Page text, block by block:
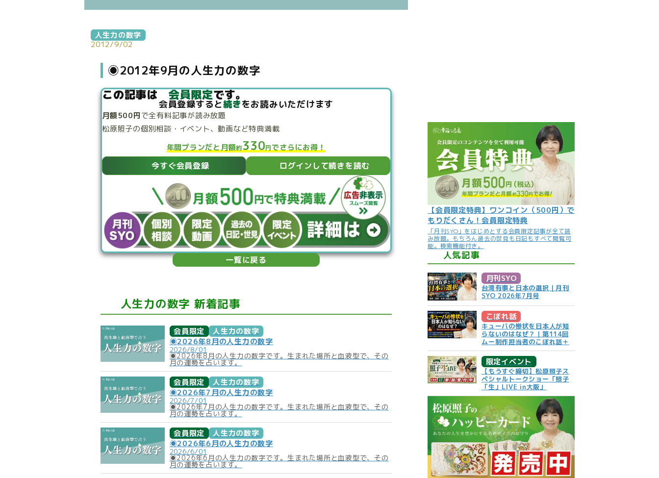
よくある質問
人生力の数字
2012/9/02
◉2012年9月の人生力の数字
この記事は
会員限定です。
会員登録すると続きをお読みいただけます
月額500円で全有料記事が読み放題
松原照子の個別相談・ イベント、動画など特典満載
年間プランだと月額約330円でさらにお得！
今すぐ会員登録 ログインして続きを読む
一覧に戻る
人生力の数字 新着記事
会員限定
人生力の数字
◉2026年8月の人生力の数字
2026/8/01
◉2026年8月の人生力の数字です。生まれた場所と血液型で、その
月の運勢を占います。
会員限定
人生力の数字
◉2026年7月の人生力の数字
2026/7/01
◉2026年7月の人生力の数字です。生まれた場所と血液型で、その
月の運勢を占います。
会員限定
人生力の数字
◉2026年6月の人生力の数字
2026/6/01
◉2026年6月の人生力の数字です。生まれた場所と血液型で、その
月の運勢を占います。
【会員限定特典】ワンコイン（500円）で
もりだくさん！会員限定特典
「月刊SYO」をはじめとする会員限定記事が全て読
み放題。もちろん過去の世見も日記もすべて閲覧可
能。検索機能付き。
人気記事
月刊SYO
台湾有事と日本の選択｜月刊
SYO 2026年7月号
こぼれ話
キューバの惨状を日本人が知
らないのはなぜ？｜第114回
ムー制作担当者のこぼれ話＋
限定イベント
【もうすぐ締切】松原照子ス
ペシャルトークショー「照子
「生」LIVE in大阪」